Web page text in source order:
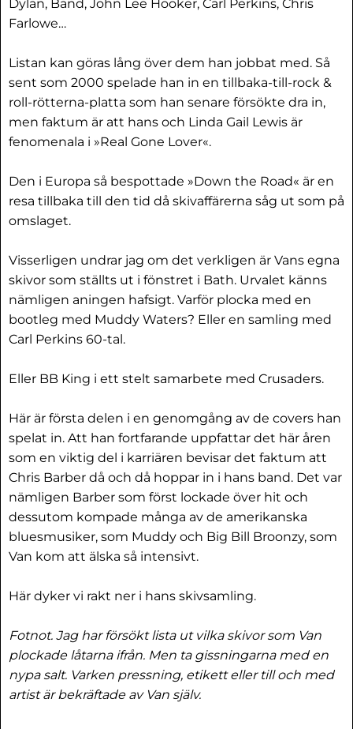
Dylan, Band, John Lee Hooker, Carl Perkins, Chris
Farlowe…
Listan kan göras lång över dem han jobbat med. Så
sent som 2000 spelade han in en tillbaka-till-rock &
roll-rötterna-platta som han senare försökte dra in,
men faktum är att hans och Linda Gail Lewis är
fenomenala i »Real Gone Lover«.
Den i Europa så bespottade »Down the Road« är en
resa tillbaka till den tid då skivaffärerna såg ut som på
omslaget.
Visserligen undrar jag om det verkligen är Vans egna
skivor som ställts ut i fönstret i Bath. Urvalet känns
nämligen aningen hafsigt. Varför plocka med en
bootleg med Muddy Waters? Eller en samling med
Carl Perkins 60-tal.
Eller BB King i ett stelt samarbete med Crusaders.
Här är första delen i en genomgång av de covers han
spelat in. Att han fortfarande uppfattar det här åren
som en viktig del i karriären bevisar det faktum att
Chris Barber då och då hoppar in i hans band. Det var
nämligen Barber som först lockade över hit och
dessutom kompade många av de amerikanska
bluesmusiker, som Muddy och Big Bill Broonzy, som
Van kom att älska så intensivt.
Här dyker vi rakt ner i hans skivsamling.
Fotnot. Jag har försökt lista ut vilka skivor som Van
plockade låtarna ifrån. Men ta gissningarna med en
nypa salt. Varken pressning, etikett eller till och med
artist är bekräftade av Van själv.